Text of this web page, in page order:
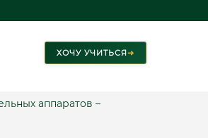
ХОЧУ УЧИТЬСЯ➜
аппаратов –